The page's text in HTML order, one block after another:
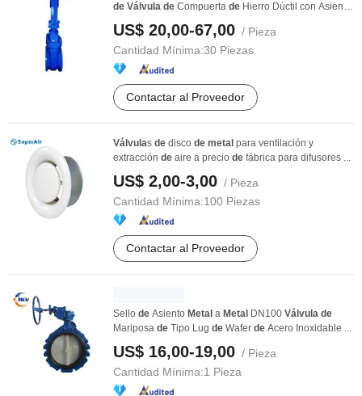
de Válvula de Compuerta de Hierro Dúctil con Asiento
US$ 20,00-67,00 / Pieza
Cantidad Mínima:30 Piezas
Contactar al Proveedor
Válvulas de disco de metal para ventilación y
extracción de aire a precio de fábrica para difusores ...
US$ 2,00-3,00 / Pieza
Cantidad Mínima:100 Piezas
Contactar al Proveedor
Sello de Asiento Metal a Metal DN100 Válvula de
Mariposa de Tipo Lug de Wafer de Acero Inoxidable ...
US$ 16,00-19,00 / Pieza
Cantidad Mínima:1 Pieza